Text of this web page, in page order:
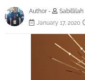
Author -
Sabillilah
January 17, 2020